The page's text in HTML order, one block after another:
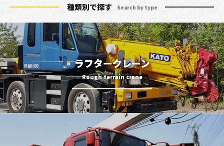
種類別で探す Search by type
ラフタークレーン